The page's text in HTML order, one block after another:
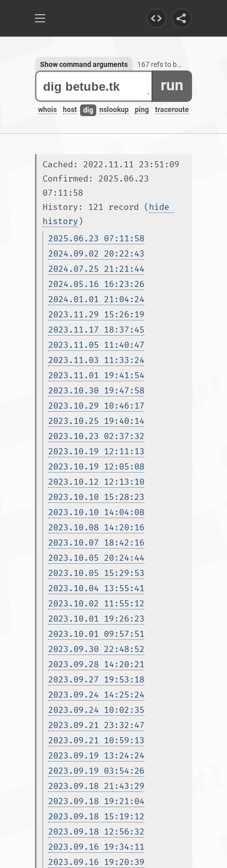
run
whois host dig nslookup ping traceroute
Show command arguments 167 refs to betube.tk, 1 subdomain
Cached: 2022.11.11 23:51:09
Confirmed: 2025.06.23
07:11:58
History: 121 record (hide
history )
2025.06.23 07:11:58
2024.09.02 20:22:43
2024.07.25 21:21:44
2024.05.16 16:23:26
2024.01.01 21:04:24
2023.11.29 15:26:19
2023.11.17 18:37:45
2023.11.05 11:40:47
2023.11.03 11:33:24
2023.11.01 19:41:54
2023.10.30 19:47:58
2023.10.29 10:46:17
2023.10.25 19:40:14
2023.10.23 02:37:32
2023.10.19 12:11:13
2023.10.19 12:05:08
2023.10.12 12:13:10
2023.10.10 15:28:23
2023.10.10 14:04:08
2023.10.08 14:20:16
2023.10.07 18:42:16
2023.10.05 20:24:44
2023.10.05 15:29:53
2023.10.04 13:55:41
2023.10.02 11:55:12
2023.10.01 19:26:23
2023.10.01 09:57:51
2023.09.30 22:48:52
2023.09.28 14:20:21
2023.09.27 19:53:18
2023.09.24 14:25:24
2023.09.24 10:02:35
2023.09.21 23:32:47
2023.09.21 10:59:13
2023.09.19 13:24:24
2023.09.19 03:54:26
2023.09.18 21:43:29
2023.09.18 19:21:04
2023.09.18 15:19:12
2023.09.18 12:56:32
2023.09.16 19:34:11
2023.09.16 19:20:39